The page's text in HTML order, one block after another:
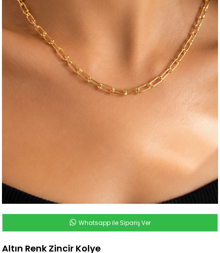
Whatsapp ile Sipariş Ver
Altın Renk Zincir Kolye